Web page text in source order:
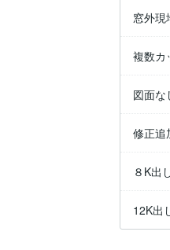
窓外現
複数カ
図面な
修正追
８K出
12K出